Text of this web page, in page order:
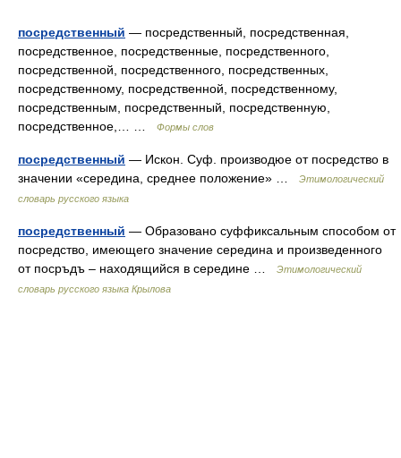
посредственный — посредственный, посредственная,
посредственное, посредственные, посредственного,
посредственной, посредственного, посредственных,
посредственному, посредственной, посредственному,
посредственным, посредственный, посредственную,
посредственное,… …
Формы слов
посредственный — Искон. Суф. производюе от посредство в
значении «середина, среднее положение» …
Этимологический
словарь русского языка
посредственный — Образовано суффиксальным способом от
посредство, имеющего значение середина и произведенного
от посръдъ – находящийся в середине …
Этимологический
словарь русского языка Крылова